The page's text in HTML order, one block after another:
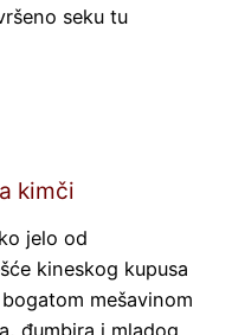
seku tu
kimči
jelo od
kineskog kupusa
mešavinom